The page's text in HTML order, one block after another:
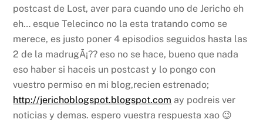
postcast de Lost, aver para cuando uno de Jericho eh
eh… esque Telecinco no la esta tratando como se
merece, es justo poner 4 episodios seguidos hasta las
2 de la madrugÃ¡?? eso no se hace, bueno que nada
eso haber si haceis un postcast y lo pongo con
vuestro permiso en mi blog,recien estrenado;
http://jerichoblogspot.blogspot.com ay podreis ver
noticias y demas. espero vuestra respuesta xao 😉